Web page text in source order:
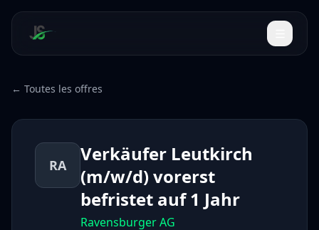
← Toutes les offres
RA
Verkäufer Leutkirch
(m/w/d) vorerst
befristet auf 1 Jahr
Ravensburger AG